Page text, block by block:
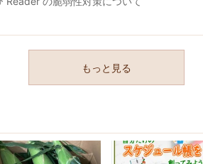
もっと見る